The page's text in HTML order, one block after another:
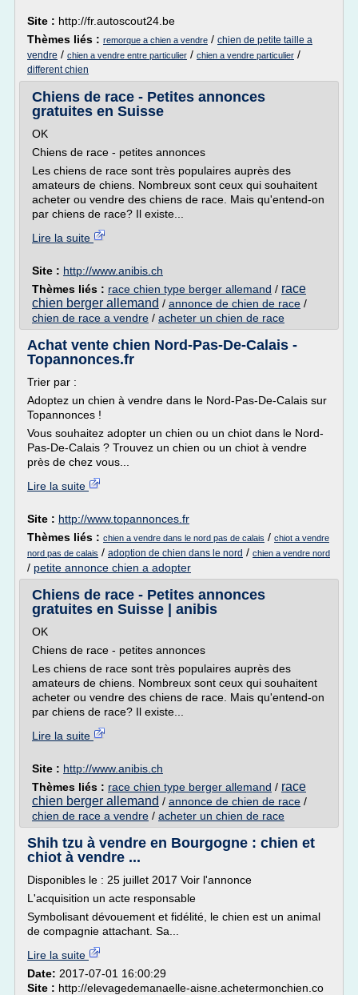
Site : http://fr.autoscout24.be
Thèmes liés : remorque a chien a vendre / chien de petite taille a
vendre / chien a vendre entre particulier / chien a vendre particulier /
different chien
Chiens de race - Petites annonces
gratuites en Suisse
OK
Chiens de race - petites annonces
Les chiens de race sont très populaires auprès des
amateurs de chiens. Nombreux sont ceux qui souhaitent
acheter ou vendre des chiens de race. Mais qu'entend-on
par chiens de race? Il existe...
Lire la suite
Site : http://www.anibis.ch
Thèmes liés : race chien type berger allemand / race
chien berger allemand / annonce de chien de race /
chien de race a vendre / acheter un chien de race
Achat vente chien Nord-Pas-De-Calais -
Topannonces.fr
Trier par :
Adoptez un chien à vendre dans le Nord-Pas-De-Calais sur
Topannonces !
Vous souhaitez adopter un chien ou un chiot dans le Nord-
Pas-De-Calais ? Trouvez un chien ou un chiot à vendre
près de chez vous...
Lire la suite
Site : http://www.topannonces.fr
Thèmes liés : chien a vendre dans le nord pas de calais / chiot a vendre
nord pas de calais / adoption de chien dans le nord / chien a vendre nord
/ petite annonce chien a adopter
Chiens de race - Petites annonces
gratuites en Suisse | anibis
OK
Chiens de race - petites annonces
Les chiens de race sont très populaires auprès des
amateurs de chiens. Nombreux sont ceux qui souhaitent
acheter ou vendre des chiens de race. Mais qu'entend-on
par chiens de race? Il existe...
Lire la suite
Site : http://www.anibis.ch
Thèmes liés : race chien type berger allemand / race
chien berger allemand / annonce de chien de race /
chien de race a vendre / acheter un chien de race
Shih tzu à vendre en Bourgogne : chien et
chiot à vendre ...
Disponibles le : 25 juillet 2017 Voir l'annonce
L'acquisition un acte responsable
Symbolisant dévouement et fidélité, le chien est un animal
de compagnie attachant. Sa...
Lire la suite
Date: 2017-07-01 16:00:29
Site : http://elevagedemanaelle-aisne.achetermonchien.co